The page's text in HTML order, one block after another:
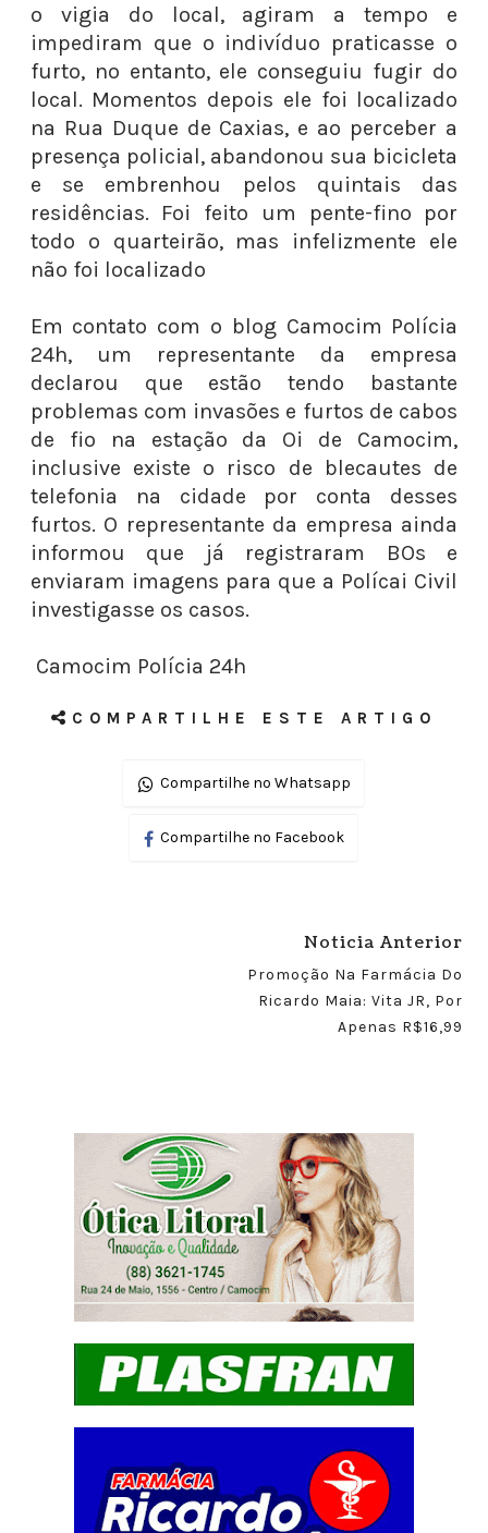
o vigia do local, agiram a tempo e
impediram que o indivíduo praticasse o
furto, no entanto, ele conseguiu fugir do
local. Momentos depois ele foi localizado
na Rua Duque de Caxias, e ao perceber a
presença policial, abandonou sua bicicleta
e se embrenhou pelos quintais das
residências. Foi feito um pente-fino por
todo o quarteirão, mas infelizmente ele
não foi localizado
Em contato com o blog Camocim Polícia
24h, um representante da empresa
declarou que estão tendo bastante
problemas com invasões e furtos de cabos
de fio na estação da Oi de Camocim,
inclusive existe o risco de blecautes de
telefonia na cidade por conta desses
furtos. O representante da empresa ainda
informou que já registraram BOs e
enviaram imagens para que a Polícai Civil
investigasse os casos.
Camocim Polícia 24h
COMPARTILHE ESTE ARTIGO
Compartilhe no Whatsapp
Compartilhe no Facebook
Noticia Anterior
Promoção Na Farmácia Do
Ricardo Maia: Vita JR, Por
Apenas R$16,99